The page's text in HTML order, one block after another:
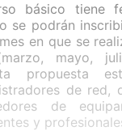
básico tiene
se podrán
en que se
mayo,
propuesta
de red,
de
y